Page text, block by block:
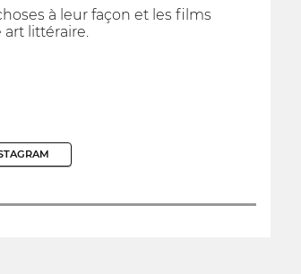
à leur façon et les films
littéraire.